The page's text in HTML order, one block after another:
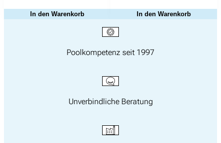
In den Warenkorb In den Warenkorb
Poolkompetenz seit 1997
Unverbindliche Beratung